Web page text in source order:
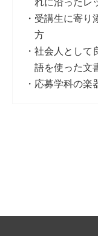
受講生に寄り
方
社会人として
語を使った文
応募学科の楽